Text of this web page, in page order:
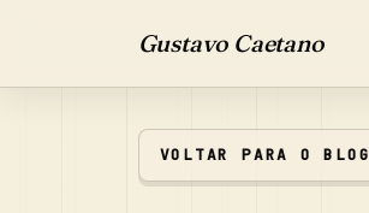
Gustavo Caetano
VOLTAR PARA O BLOG